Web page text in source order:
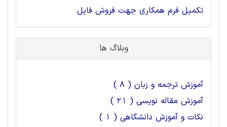
تکمیل فرم همکاری جهت فروش فایل
وبلاگ ها
آموزش ترجمه و زبان ( 8 )
آموزش مقاله نویسی ( 21 )
نکات و آموزش دانشگاهی ( 1 )